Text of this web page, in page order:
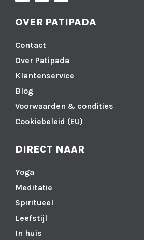
OVER PATIPADA
Contact
Over Patipada
Klantenservice
Blog
Voorwaarden & condities
Cookiebeleid (EU)
DIRECT NAAR
Yoga
Meditatie
Spiritueel
Leefstijl
In huis